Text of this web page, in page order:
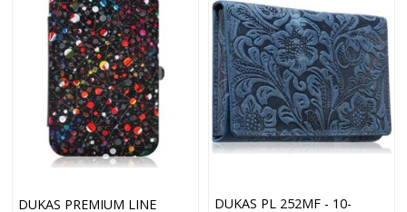
DUKAS PREMIUM LINE
DUKAS PL 252MF - 10-